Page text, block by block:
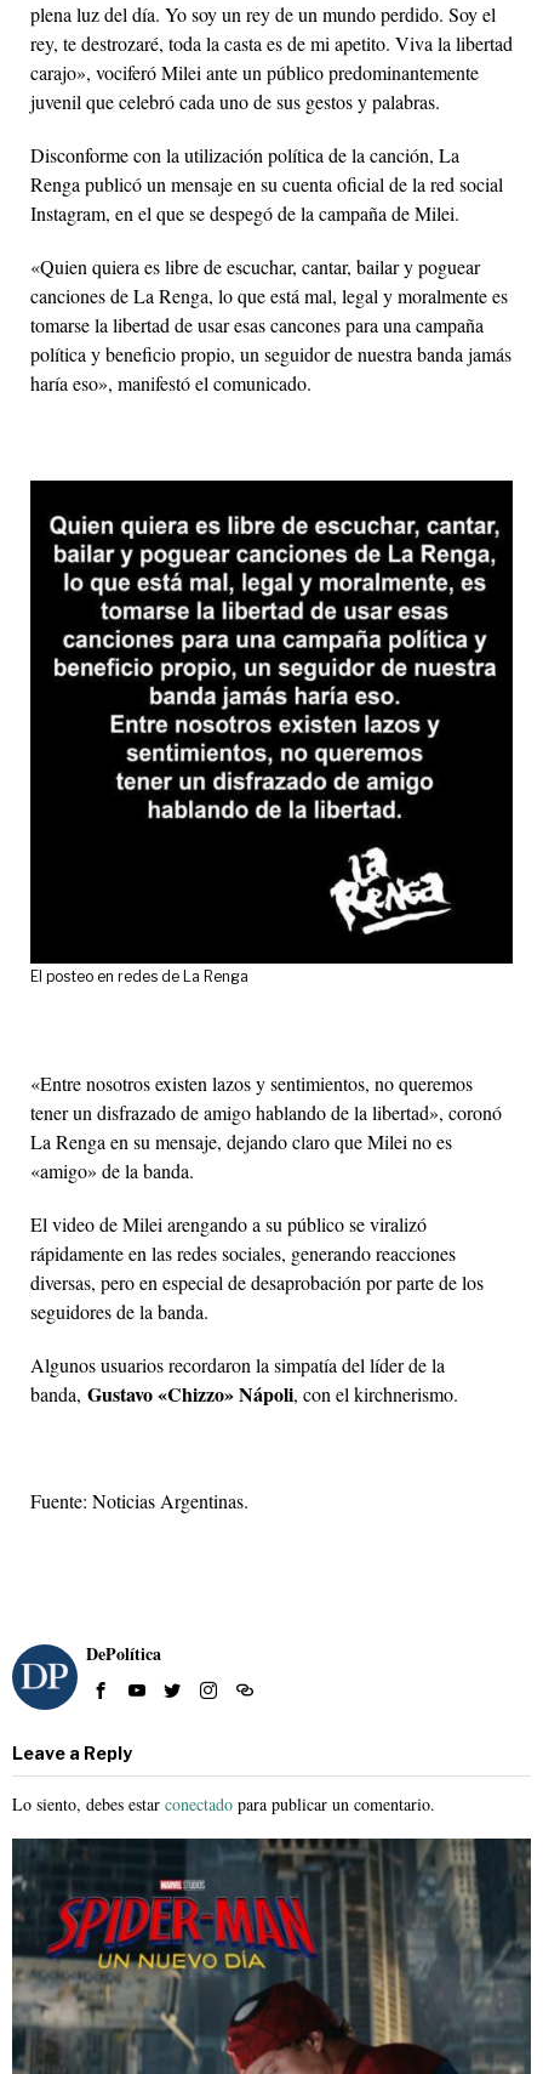
plena luz del día. Yo soy un rey de un mundo perdido. Soy el
rey, te destrozaré, toda la casta es de mi apetito. Viva la libertad
carajo», vociferó Milei ante un público predominantemente
juvenil que celebró cada uno de sus gestos y palabras.
Disconforme con la utilización política de la canción, La
Renga publicó un mensaje en su cuenta oficial de la red social
Instagram, en el que se despegó de la campaña de Milei.
«Quien quiera es libre de escuchar, cantar, bailar y poguear
canciones de La Renga, lo que está mal, legal y moralmente es
tomarse la libertad de usar esas cancones para una campaña
política y beneficio propio, un seguidor de nuestra banda jamás
haría eso», manifestó el comunicado.
El posteo en redes de La Renga
«Entre nosotros existen lazos y sentimientos, no queremos
tener un disfrazado de amigo hablando de la libertad», coronó
La Renga en su mensaje, dejando claro que Milei no es
«amigo» de la banda.
El video de Milei arengando a su público se viralizó
rápidamente en las redes sociales, generando reacciones
diversas, pero en especial de desaprobación por parte de los
seguidores de la banda.
Algunos usuarios recordaron la simpatía del líder de la
banda, Gustavo «Chizzo» Nápoli, con el kirchnerismo.
Fuente: Noticias Argentinas.
DePolítica
Leave a Reply
Lo siento, debes estar conectado para publicar un comentario.